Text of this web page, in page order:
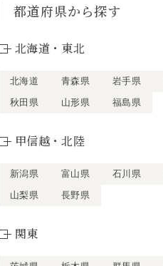
都道府県から探す
北海道・東北
北海道 青森県 岩手県
秋田県
山形県 福島県
甲信越・北陸
新潟県 富山県 石川県
山梨県
長野県
関東